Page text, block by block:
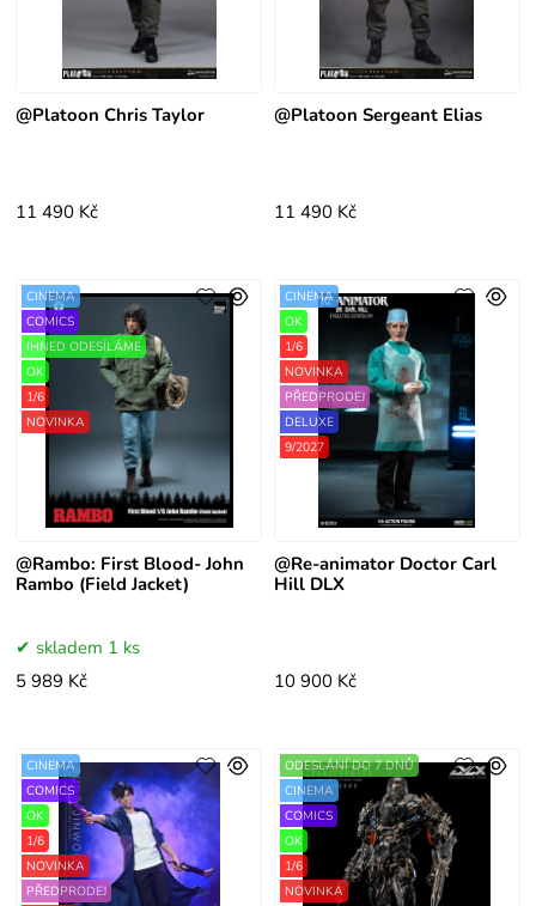
@Platoon Chris Taylor
11 490 Kč
@Platoon Sergeant Elias
11 490 Kč
@Rambo: First Blood- John
Rambo (Field Jacket)
CINEMA
COMICS
IHNED ODESÍLÁME
OK
1/6
NOVINKA
skladem 1 ks
5 989 Kč
@Re-animator Doctor Carl
Hill DLX
CINEMA
OK
1/6
NOVINKA
PŘEDPRODEJ
DELUXE
9/2027
10 900 Kč
CINEMA
COMICS
OK
1/6
NOVINKA
PŘEDPRODEJ
ODESLÁNÍ DO 7 DNŮ
CINEMA
COMICS
OK
1/6
NOVINKA